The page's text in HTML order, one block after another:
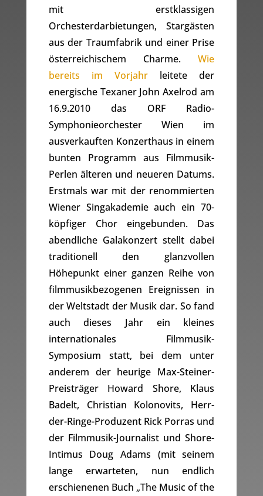
mit erstklassigen
Orchesterdarbietungen, Stargästen
aus der Traumfabrik und einer Prise
österreichischem Charme.Wie
bereits im Vorjahr leitete der
energische Texaner John Axelrod am
16.9.2010 das ORF Radio-
Symphonieorchester Wien im
ausverkauften Konzerthaus in einem
bunten Programm aus Filmmusik-
Perlen älteren und neueren Datums.
Erstmals war mit der renommierten
Wiener Singakademie auch ein 70-
köpfiger Chor eingebunden. Das
abendliche Galakonzert stellt dabei
traditionell den glanzvollen
Höhepunkt einer ganzen Reihe von
filmmusikbezogenen Ereignissen in
der Weltstadt der Musik dar. So fand
auch dieses Jahr ein kleines
internationales Filmmusik-
Symposium statt, bei dem unter
anderem der heurige Max-Steiner-
Preisträger Howard Shore, Klaus
Badelt, Christian Kolonovits, Herr-
der-Ringe-Produzent Rick Porras und
der Filmmusik-Journalist und Shore-
Intimus Doug Adams (mit seinem
lange erwarteten, nun endlich
erschienenen Buch „The Music of the